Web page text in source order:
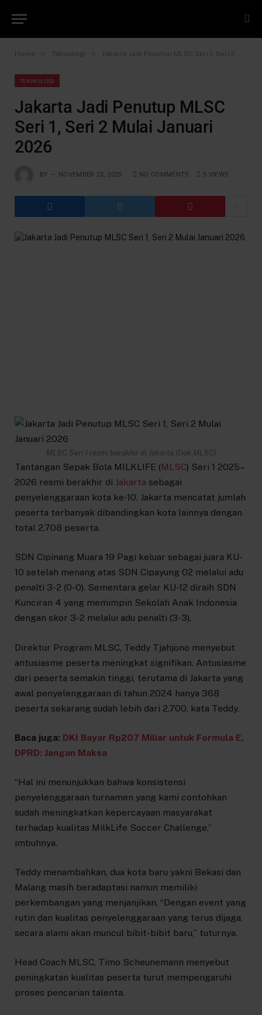
Home Teknologi Jakarta Jadi Penutup MLSC Seri 1, Seri 2 Mulai Januari 2026
TEKNOLOGI
Jakarta Jadi Penutup MLSC
Seri 1, Seri 2 Mulai Januari
2026
BY NOVEMBER 23, 2025 NO COMMENTS 5 VIEWS
MLSC Seri 1 resmi berakhir di Jakarta.(Dok MLSC)
Tantangan Sepak Bola MILKLIFE (MLSC) Seri 1 2025–
2026 resmi berakhir di Jakarta sebagai
penyelenggaraan kota ke-10. Jakarta mencatat jumlah
peserta terbanyak dibandingkan kota lainnya dengan
total 2.708 peserta.
SDN Cipinang Muara 19 Pagi keluar sebagai juara KU-
10 setelah menang atas SDN Cipayung 02 melalui adu
penalti 3-2 (0-0). Sementara gelar KU-12 diraih SDN
Kunciran 4 yang memimpin Sekolah Anak Indonesia
dengan skor 3-2 melalui adu penalti (3-3).
Direktur Program MLSC, Teddy Tjahjono menyebut
antusiasme peserta meningkat signifikan. Antusiasme
dari peserta semakin tinggi, terutama di Jakarta yang
awal penyelenggaraan di tahun 2024 hanya 368
peserta sekarang sudah lebih dari 2.700, kata Teddy.
Baca juga: DKI Bayar Rp207 Miliar untuk Formula E,
DPRD: Jangan Maksa
“Hal ini menunjukkan bahwa konsistensi
penyelenggaraan turnamen yang kami contohkan
sudah meningkatkan kepercayaan masyarakat
terhadap kualitas MilkLife Soccer Challenge,”
imbuhnya.
Teddy menambahkan, dua kota baru yakni Bekasi dan
Malang masih beradaptasi namun memiliki
perkembangan yang menjanjikan. “Dengan event yang
rutin dan kualitas penyelenggaraan yang terus dijaga,
secara alami akan muncul bibit-bibit baru,” tuturnya.
Head Coach MLSC, Timo Scheunemann menyebut
peningkatan kualitas peserta turut mempengaruhi
proses pencarian talenta.